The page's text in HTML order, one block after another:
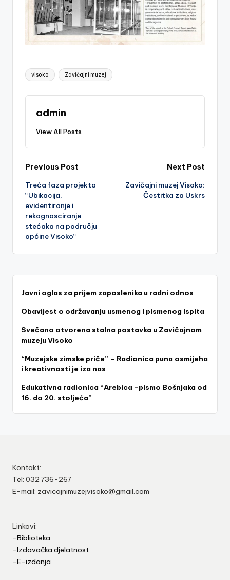
Tags:
visoko Zavičajni muzej
admin
View All Posts
Post
navigation
Previous Post
Treća faza projekta
“Ubikacija,
evidentiranje i
rekognosciranje
stećaka na području
općine Visoko“
Next Post
Zavičajni muzej Visoko:
Čestitka za Uskrs
Javni oglas za prijem zaposlenika u radni odnos
Obavijest o održavanju usmenog i pismenog ispita
Svečano otvorena stalna postavka u Zavičajnom
muzeju Visoko
“Muzejske zimske priče” – Radionica puna osmijeha
i kreativnosti je iza nas
Edukativna radionica “Arebica -pismo Bošnjaka od
16. do 20. stoljeća”
Kontakt:
Tel: 032 736-267
E-mail: zavicajnimuzejvisoko@gmail.com
Linkovi:
-Biblioteka
-Izdavačka djelatnost
-E-izdanja